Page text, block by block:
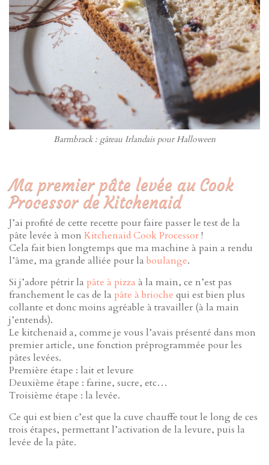
Barmbrack : gâteau Irlandais pour Halloween
Ma premier pâte levée au Cook
Processor de Kitchenaid
J’ai profité de cette recette pour faire passer le test de la
pâte levée à mon Kitchenaid Cook Processor!
Cela fait bien longtemps que ma machine à pain a rendu
l’âme, ma grande alliée pour la boulange.
Si j’adore pétrir la pâte à pizza à la main, ce n’est pas
franchement le cas de la pâte à brioche qui est bien plus
collante et donc moins agréable à travailler (à la main
j’entends).
Le kitchenaid a, comme je vous l’avais présenté dans mon
premier article, une fonction préprogrammée pour les
pâtes levées.
Première étape : lait et levure
Deuxième étape : farine, sucre, etc…
Troisième étape : la levée.
Ce qui est bien c’est que la cuve chauffe tout le long de ces
trois étapes, permettant l’activation de la levure, puis la
levée de la pâte.